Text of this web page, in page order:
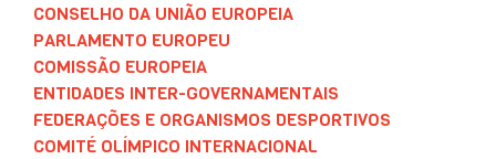
CONSELHO DA UNIÃO EUROPEIA
PARLAMENTO EUROPEU
COMISSÃO EUROPEIA
ENTIDADES INTER-GOVERNAMENTAIS
FEDERAÇÕES E ORGANISMOS DESPORTIVOS
COMITÉ OLÍMPICO INTERNACIONAL